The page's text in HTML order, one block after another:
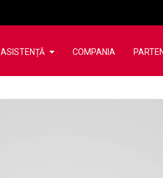
ASISTENȚĂ COMPANIA